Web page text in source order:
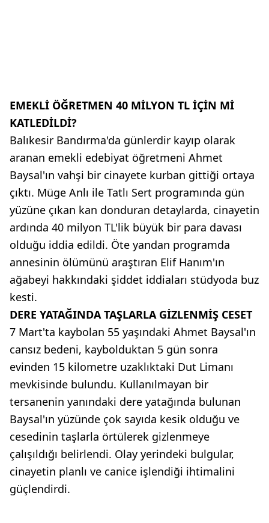
EMEKLİ ÖĞRETMEN 40 MİLYON TL İÇİN Mİ
KATLEDİLDİ?
Balıkesir Bandırma'da günlerdir kayıp olarak
aranan emekli edebiyat öğretmeni Ahmet
Baysal'ın vahşi bir cinayete kurban gittiği ortaya
çıktı. Müge Anlı ile Tatlı Sert programında gün
yüzüne çıkan kan donduran detaylarda, cinayetin
ardında 40 milyon TL'lik büyük bir para davası
olduğu iddia edildi. Öte yandan programda
annesinin ölümünü araştıran Elif Hanım'ın
ağabeyi hakkındaki şiddet iddiaları stüdyoda buz
kesti.
DERE YATAĞINDA TAŞLARLA GİZLENMİŞ CESET
7 Mart'ta kaybolan 55 yaşındaki Ahmet Baysal'ın
cansız bedeni, kaybolduktan 5 gün sonra
evinden 15 kilometre uzaklıktaki Dut Limanı
mevkisinde bulundu. Kullanılmayan bir
tersanenin yanındaki dere yatağında bulunan
Baysal'ın yüzünde çok sayıda kesik olduğu ve
cesedinin taşlarla örtülerek gizlenmeye
çalışıldığı belirlendi. Olay yerindeki bulgular,
cinayetin planlı ve canice işlendiği ihtimalini
güçlendirdi.